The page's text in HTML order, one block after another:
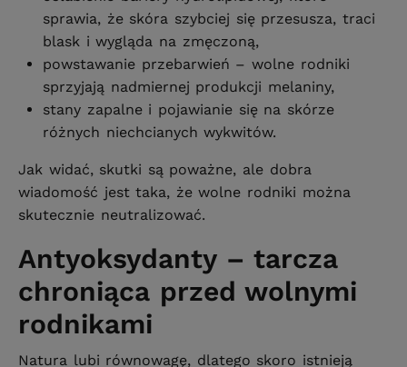
sprawia, że skóra szybciej się przesusza, traci
blask i wygląda na zmęczoną,
powstawanie przebarwień – wolne rodniki
sprzyjają nadmiernej produkcji melaniny,
stany zapalne i pojawianie się na skórze
różnych niechcianych wykwitów.
Jak widać, skutki są poważne, ale dobra
wiadomość jest taka, że wolne rodniki można
skutecznie neutralizować.
Antyoksydanty – tarcza
chroniąca przed wolnymi
rodnikami
Natura lubi równowagę, dlatego skoro istnieją